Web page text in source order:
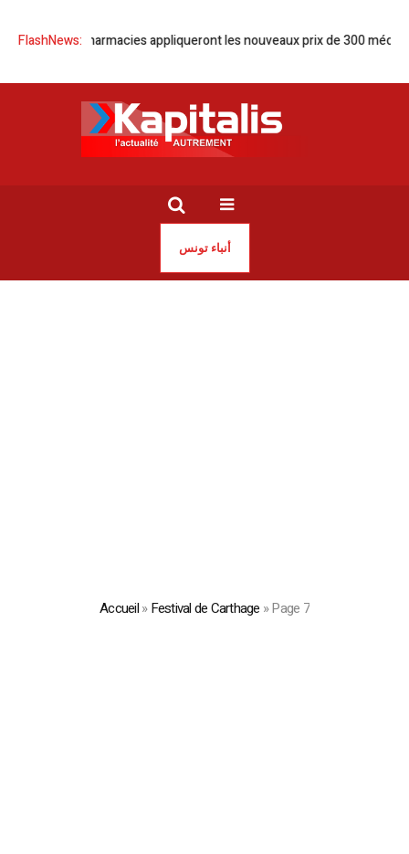
FlashNews:
| Les pharmacies appliqueront les nouveaux prix de 300
أنباء تونس
Accueil»Festival de Carthage »Page 7